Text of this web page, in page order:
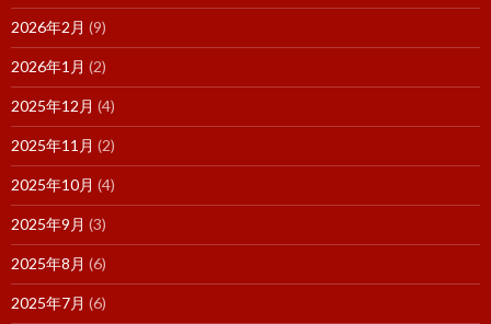
2026年2月 (9)
2026年1月 (2)
2025年12月 (4)
2025年11月 (2)
2025年10月 (4)
2025年9月 (3)
2025年8月 (6)
2025年7月 (6)